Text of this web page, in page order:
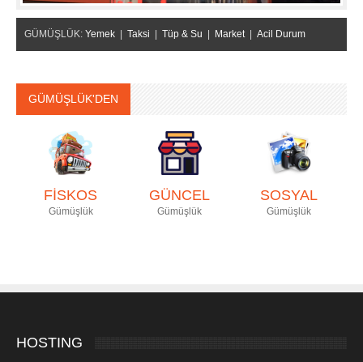
GÜMÜŞLÜK: Yemek | Taksi | Tüp & Su | Market | Acil Durum
GÜMÜŞLÜK'DEN
FİSKOS
Gümüşlük
GÜNCEL
Gümüşlük
SOSYAL
Gümüşlük
HOSTING